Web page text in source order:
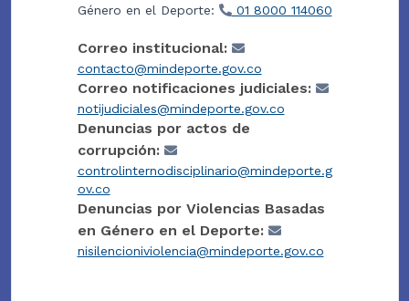
Género en el Deporte:
01 8000 114060
Correo institucional:
contacto@mindeporte.gov.co
Correo notificaciones judiciales:
notijudiciales@mindeporte.gov.co
Denuncias por actos de
corrupción:
controlinternodisciplinario@mindeporte.g
ov.co
Denuncias por Violencias Basadas
en Género en el Deporte:
nisilencioniviolencia@mindeporte.gov.co